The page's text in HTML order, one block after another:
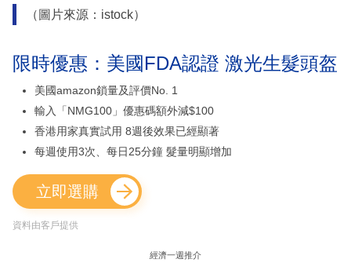
（圖片來源：istock）
限時優惠：美國FDA認證 激光生髮頭盔
美國amazon鎖量及評價No. 1
輸入「NMG100」優惠碼額外減$100
香港用家真實試用 8週後效果已經顯著
每週使用3次、每日25分鐘 髮量明顯增加
立即選購
資料由客戶提供
經濟一週推介